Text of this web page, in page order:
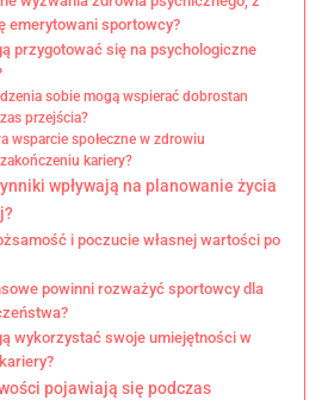
emerytowani sportowcy?
przygotować się na psychologiczne
sobie mogą wspierać dobrostan
przejścia?
wsparcie społeczne w zdrowiu
kariery?
wpływają na planowanie życia
i poczucie własnej wartości po
powinni rozważyć sportowcy dla
wykorzystać swoje umiejętności w
pojawiają się podczas